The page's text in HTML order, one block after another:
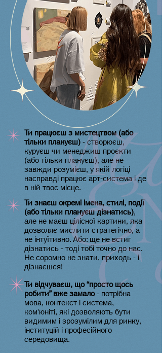
Ти працюєш з мистецтвом (або
тільки плануєш)- створюєш,
куруєш чи менеджиш проєкти
(або тільки плануєш), але не
завжди розумієш, у якій логіці
насправді працює арт-система і де
в ній твоє місце.
Ти знаєш окремі імена, стилі, події
(або тільки плануєш дізнатись),
але не маєш цілісної картини, яка
дозволяє мислити стратегічно, а
не інтуїтивно. Або: ще не встиг
дізнатись - тоді тобі точно до нас.
Не соромно не знати, приходь - і
дізнаєшся!
Ти відчуваєш, що “просто щось
робити” вже замало- потрібна
мова, контекст і система,
ком'юніті, які дозволяють бути
видимим і зрозумілим для ринку,
інституцій і професійного
середовища.